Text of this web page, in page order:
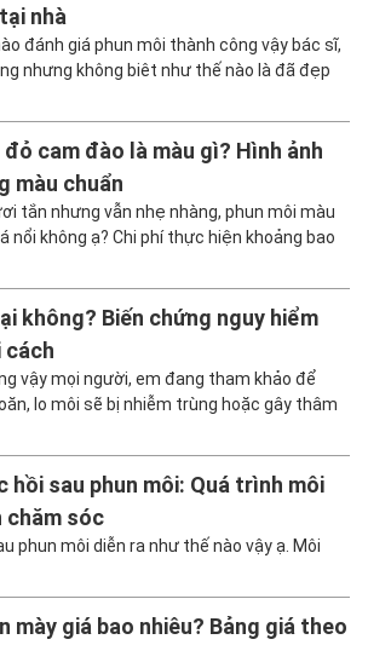
nhà
đánh giá phun môi thành công vậy bác sĩ,
nhưng không biêt như thế nào là đã đẹp
đỏ cam đào là màu gì? Hình ảnh
màu chuẩn
tắn nhưng vẫn nhẹ nhàng, phun môi màu
nổi không ạ? Chi phí thực hiện khoảng bao
không? Biến chứng nguy hiểm
cách
vậy mọi người, em đang tham khảo để
lo môi sẽ bị nhiễm trùng hoặc gây thâm
hồi sau phun môi: Quá trình môi
chăm sóc
phun môi diễn ra như thế nào vậy ạ. Môi
mày giá bao nhiêu? Bảng giá theo